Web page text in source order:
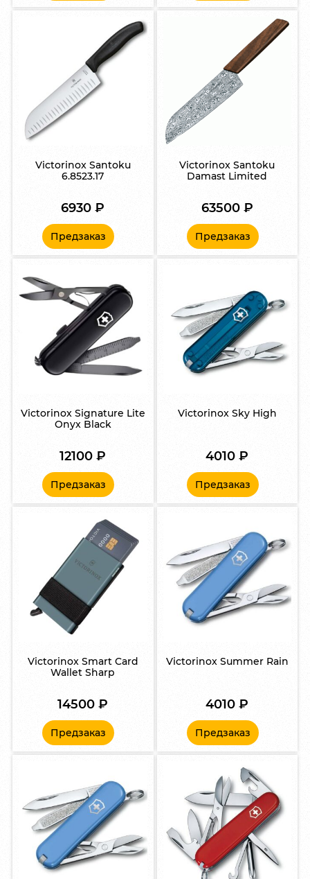
Victorinox Santoku
6.8523.17
6930₽
Предзаказ
Victorinox Santoku
Damast Limited
63500 ₽
Предзаказ
Victorinox Signature Lite
Onyx Black
12100₽
Предзаказ
Victorinox Sky High
4010₽
Предзаказ
Victorinox Smart Card
Wallet Sharp
14500₽
Предзаказ
Victorinox Summer Rain
4010₽
Предзаказ